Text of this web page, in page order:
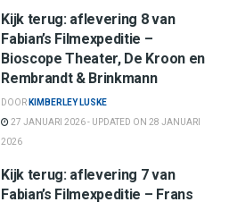
Kijk terug: aflevering 8 van
Fabian’s Filmexpeditie –
Bioscope Theater, De Kroon en
Rembrandt & Brinkmann
DOOR KIMBERLEY LUSKE
27 JANUARI 2026 - UPDATED ON 28 JANUARI
2026
Kijk terug: aflevering 7 van
Fabian’s Filmexpeditie – Frans